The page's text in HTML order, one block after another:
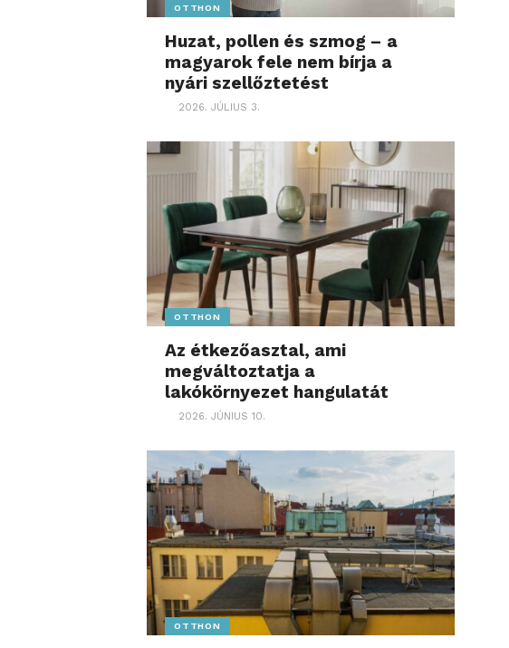
OTTHON
Huzat, pollen és szmog – a
magyarok fele nem bírja a
nyári szellőztetést
2026. JÚLIUS 3.
OTTHON
Az étkezőasztal, ami
megváltoztatja a
lakókörnyezet hangulatát
2026. JÚNIUS 10.
OTTHON